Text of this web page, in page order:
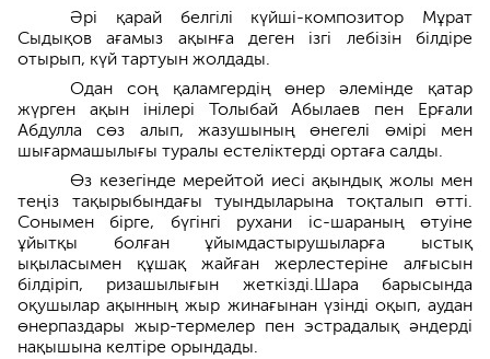
Әрі қарай белгілі күйші-композитор Мұрат
Сыдықов ағамыз ақынға деген ізгі лебізін білдіре
отырып, күй тартуын жолдады.
Одан соң қаламгердің өнер әлемінде қатар
жүрген ақын інілері Толыбай Абылаев пен Ерғали
Абдулла сөз алып, жазушының өнегелі өмірі мен
шығармашылығы туралы естеліктерді ортаға салды.
Өз кезегінде мерейтой иесі ақындық жолы мен
теңіз тақырыбындағы туындыларына тоқталып өтті.
Сонымен бірге, бүгінгі рухани іс-шараның өтуіне
ұйытқы болған ұйымдастырушыларға ыстық
ықыласымен құшақ жайған жерлестеріне алғысын
білдіріп, ризашылығын жеткізді.Шара барысында
оқушылар ақынның жыр жинағынан үзінді оқып, аудан
өнерпаздары жыр-термелер пен эстрадалық әндерді
нақышына келтіре орындады.